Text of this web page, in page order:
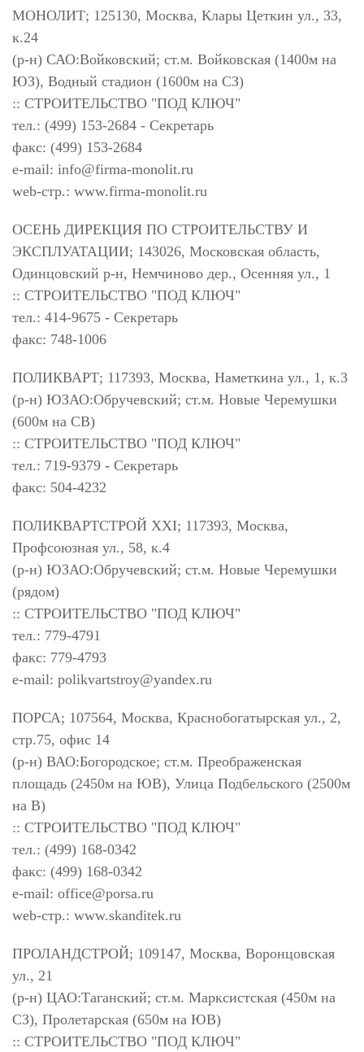
МОНОЛИТ; 125130, Москва, Клары Цеткин ул., 33,
к.24
(р-н) САО:Войковский; ст.м. Войковская (1400м на
ЮЗ), Водный стадион (1600м на СЗ)
:: СТРОИТЕЛЬСТВО "ПОД КЛЮЧ"
тел.: (499) 153-2684 - Секретарь
факс: (499) 153-2684
e-mail: info@firma-monolit.ru
web-стр.: www.firma-monolit.ru
ОСЕНЬ ДИРЕКЦИЯ ПО СТРОИТЕЛЬСТВУ И
ЭКСПЛУАТАЦИИ; 143026, Московская область,
Одинцовский р-н, Немчиново дер., Осенняя ул., 1
:: СТРОИТЕЛЬСТВО "ПОД КЛЮЧ"
тел.: 414-9675 - Секретарь
факс: 748-1006
ПОЛИКВАРТ; 117393, Москва, Наметкина ул., 1, к.3
(р-н) ЮЗАО:Обручевский; ст.м. Новые Черемушки
(600м на СВ)
:: СТРОИТЕЛЬСТВО "ПОД КЛЮЧ"
тел.: 719-9379 - Секретарь
факс: 504-4232
ПОЛИКВАРТСТРОЙ XXI; 117393, Москва,
Профсоюзная ул., 58, к.4
(р-н) ЮЗАО:Обручевский; ст.м. Новые Черемушки
(рядом)
:: СТРОИТЕЛЬСТВО "ПОД КЛЮЧ"
тел.: 779-4791
факс: 779-4793
e-mail: polikvartstroy@yandex.ru
ПОРСА; 107564, Москва, Краснобогатырская ул., 2,
стр.75, офис 14
(р-н) ВАО:Богородское; ст.м. Преображенская
площадь (2450м на ЮВ), Улица Подбельского (2500м
на В)
:: СТРОИТЕЛЬСТВО "ПОД КЛЮЧ"
тел.: (499) 168-0342
факс: (499) 168-0342
e-mail: office@porsa.ru
web-стр.: www.skanditek.ru
ПРОЛАНДСТРОЙ; 109147, Москва, Воронцовская
ул., 21
(р-н) ЦАО:Таганский; ст.м. Марксистская (450м на
СЗ), Пролетарская (650м на ЮВ)
:: СТРОИТЕЛЬСТВО "ПОД КЛЮЧ"